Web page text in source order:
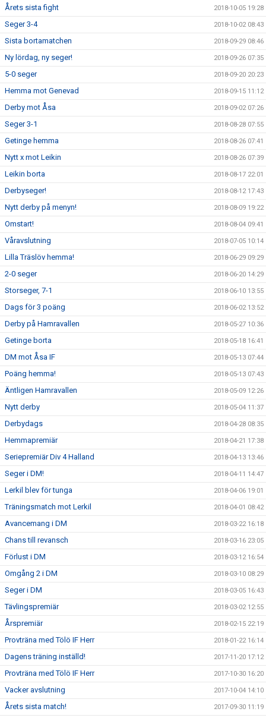
Årets sista fight 2018-10-05 19:28
Seger 3-4 2018-10-02 08:43
Sista bortamatchen 2018-09-29 08:46
Ny lördag, ny seger! 2018-09-26 07:35
5-0 seger 2018-09-20 20:23
Hemma mot Genevad 2018-09-15 11:12
Derby mot Åsa 2018-09-02 07:26
Seger 3-1 2018-08-28 07:55
Getinge hemma 2018-08-26 07:41
Nytt x mot Leikin 2018-08-26 07:39
Leikin borta 2018-08-17 22:01
Derbyseger! 2018-08-12 17:43
Nytt derby på menyn! 2018-08-09 19:22
Omstart! 2018-08-04 09:41
Våravslutning 2018-07-05 10:14
Lilla Träslöv hemma! 2018-06-29 09:29
2-0 seger 2018-06-20 14:29
Storseger, 7-1 2018-06-10 13:55
Dags för 3 poäng 2018-06-02 13:52
Derby på Hamravallen 2018-05-27 10:36
Getinge borta 2018-05-18 16:41
DM mot Åsa IF 2018-05-13 07:44
Poäng hemma! 2018-05-13 07:43
Äntligen Hamravallen 2018-05-09 12:26
Nytt derby 2018-05-04 11:37
Derbydags 2018-04-28 08:35
Hemmapremiär 2018-04-21 17:38
Seriepremiär Div 4 Halland 2018-04-13 13:46
Seger i DM! 2018-04-11 14:47
Lerkil blev för tunga 2018-04-06 19:01
Träningsmatch mot Lerkil 2018-04-01 08:42
Avancemang i DM 2018-03-22 16:18
Chans till revansch 2018-03-16 23:05
Förlust i DM 2018-03-12 16:54
Omgång 2 i DM 2018-03-10 08:29
Seger i DM 2018-03-05 16:43
Tävlingspremiär 2018-03-02 12:55
Årspremiär 2018-02-15 22:19
Provträna med Tölö IF Herr 2018-01-22 16:14
Dagens träning inställd! 2017-11-20 17:12
Provträna med Tölö IF Herr 2017-10-30 16:20
Vacker avslutning 2017-10-04 14:10
Årets sista match! 2017-09-30 11:19